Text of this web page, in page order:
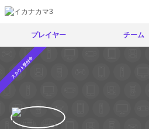
プレイヤー チーム
スカウト受付中